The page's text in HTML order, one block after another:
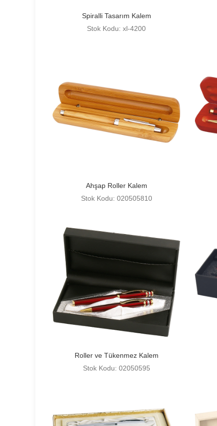
Spiralli Tasarım Kalem
Stok Kodu: xl-4200
Ahşap Roller Kalem
Stok Kodu: 020505810
Roller ve Tükenmez Kalem
Stok Kodu: 02050595